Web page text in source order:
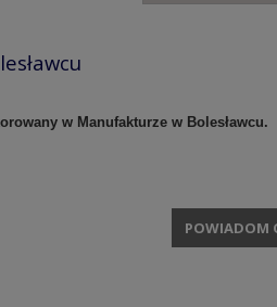
w Manufakturze w Bolesławcu.
POWIADOM